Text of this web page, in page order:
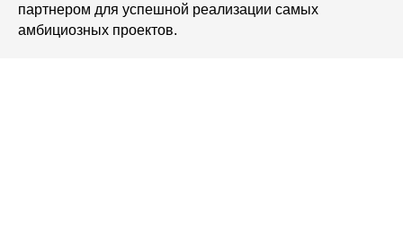
партнером для успешной реализации самых
амбициозных проектов.